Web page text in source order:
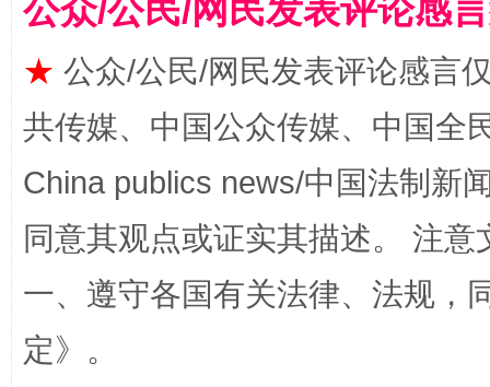
解纷+调解+退费，一次搞定
公众/公民/网民发表评论感
★ 公众/公民/网民发表评论感言
共传媒、中国公众传媒、中国全
China publics news/中国法制新
同意其观点或证实其描述。 注
一、遵守各国有关法律、法规，
定》。